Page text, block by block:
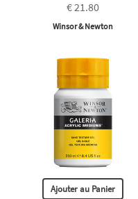
€ 21.80
Winsor & Newton
Ajouter au Panier